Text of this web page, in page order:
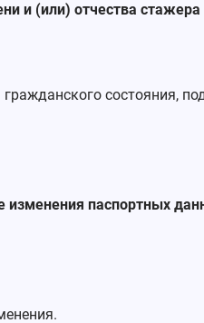
и (или) отчества стажера
гражданского состояния,
изменения паспортных